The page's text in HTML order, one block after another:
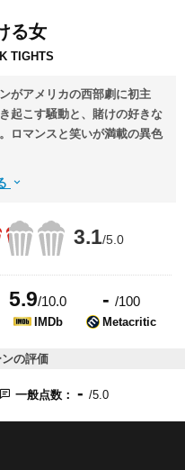
る女
TIGHTS
がアメリカの西部劇に初主
起こす騒動と、賭けの好きな
ロマンスと笑いが満載の異色
3.1/5.0
5.9/10.0
IMDb
- /100
Metacritic
の評価
一般点数： - /5.0